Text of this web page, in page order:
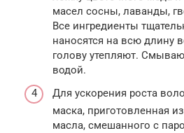
масел сосны, лаванды,
Все ингредиенты
наносятся на всю длину
голову утепляют.
водой.
Для ускорения роста
маска, приготовленная
масла, смешанного с